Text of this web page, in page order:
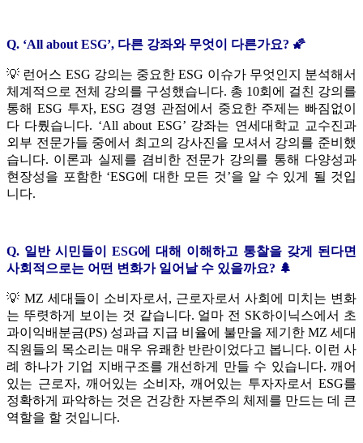
Q. ‘All about ESG’, 다른 강좌와 무엇이 다른가요? 🌠
💡 런어스 ESG 강의는 중요한 ESG 이슈가 무엇인지 분석해서
체계적으로 전체 강의를 구성했습니다. 총 10회에 걸친 강의를
통해 ESG 투자, ESG 경영 관점에서 중요한 주제는 빠짐없이
다 다뤘습니다. ‘All about ESG’ 강좌는 연세대학교 교수진과
외부 전문가들 중에서 최고의 강사진을 모셔서 강의를 준비했
습니다. 이론과 실제를 겸비한 전문가 강의를 통해 다양성과
현장성을 포함한 ‘ESG에 대한 모든 것’을 알 수 있게 될 것입
니다.
Q. 일반 시민들이 ESG에 대해 이해하고 통찰을 갖게 된다면
사회적으로는 어떤 변화가 일어날 수 있을까요? 🌲
💡 MZ 세대들이 소비자로서, 근로자로서 사회에 미치는 변화
는 뚜렷하게 보이는 것 같습니다. 얼마 전 SK하이닉스에서 초
과이익배분금(PS) 성과급 지급 비율에 불만을 제기한 MZ 세대
직원들의 목소리는 매우 유쾌한 반란이었다고 봅니다. 이런 사
례 하나가 기업 지배구조를 개선하게 만들 수 있습니다. 깨어
있는 근로자, 깨어있는 소비자, 깨어있는 투자자로서 ESG를
정확하게 파악하는 것은 건강한 자본주의 체제를 만드는 데 큰
역할을 할 것입니다.